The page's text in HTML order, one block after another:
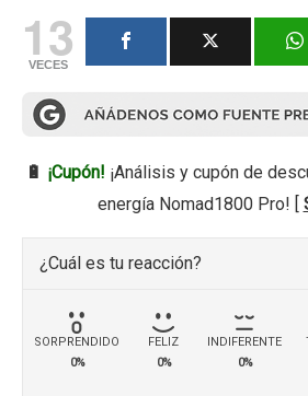
13
VECES
🔋 ¡Cupón! ¡Análisis y cupón de
energía Nomad1800 Pro! [
¿Cuál es tu reacción?
SORPRENDIDO
0%
FELIZ
0%
INDIFERENTE
0%